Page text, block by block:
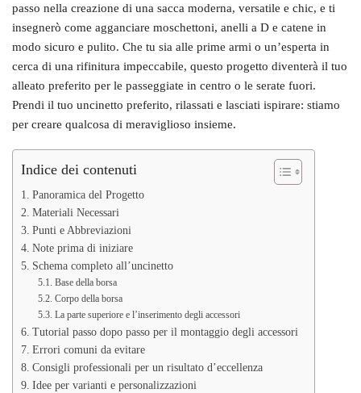
passo nella creazione di una sacca moderna, versatile e chic, e ti
insegnerò come agganciare moschettoni, anelli a D e catene in
modo sicuro e pulito. Che tu sia alle prime armi o un’esperta in
cerca di una rifinitura impeccabile, questo progetto diventerà il tuo
alleato preferito per le passeggiate in centro o le serate fuori.
Prendi il tuo uncinetto preferito, rilassati e lasciati ispirare: stiamo
per creare qualcosa di meraviglioso insieme.
Indice dei contenuti
Panoramica del Progetto
Materiali Necessari
Punti e Abbreviazioni
Note prima di iniziare
Schema completo all’uncinetto
Base della borsa
Corpo della borsa
La parte superiore e l’inserimento degli accessori
Tutorial passo dopo passo per il montaggio degli accessori
Errori comuni da evitare
Consigli professionali per un risultato d’eccellenza
Idee per varianti e personalizzazioni